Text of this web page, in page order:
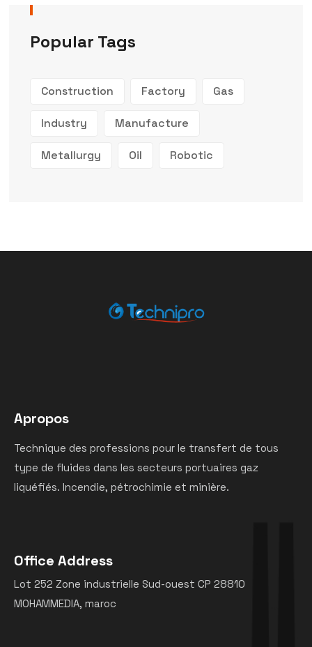
Popular Tags
Construction Factory Gas
Industry Manufacture
Metallurgy Oil Robotic
Apropos
Technique des professions pour le transfert de tous
type de fluides dans les secteurs portuaires gaz
liquéfiés. Incendie, pétrochimie et minière.
Office Address
Lot 252 Zone industrielle Sud-ouest CP 28810
MOHAMMEDIA, maroc